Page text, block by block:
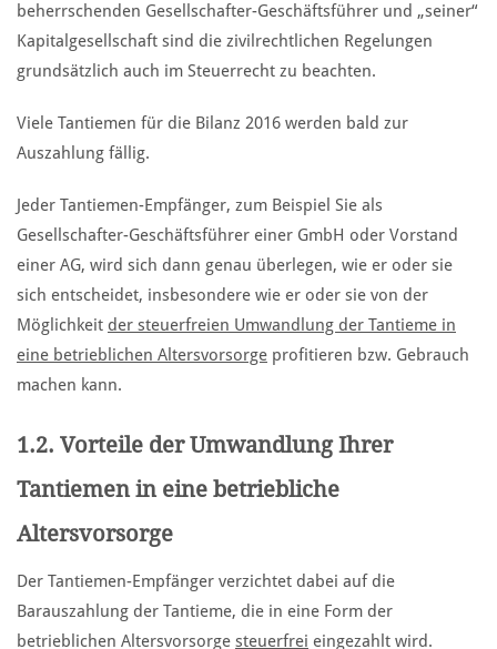
beherrschenden Gesellschafter-Geschäftsführer und „seiner“
Kapitalgesellschaft sind die zivilrechtlichen Regelungen
grundsätzlich auch im Steuerrecht zu beachten.
Viele Tantiemen für die Bilanz 2016 werden bald zur
Auszahlung fällig.
Jeder Tantiemen-Empfänger, zum Beispiel Sie als
Gesellschafter-Geschäftsführer einer GmbH oder Vorstand
einer AG, wird sich dann genau überlegen, wie er oder sie
sich entscheidet, insbesondere wie er oder sie von der
Möglichkeit der steuerfreien Umwandlung der Tantieme in
eine betrieblichen Altersvorsorge profitieren bzw. Gebrauch
machen kann.
1.2. Vorteile der Umwandlung Ihrer
Tantiemen in eine betriebliche
Altersvorsorge
Der Tantiemen-Empfänger verzichtet dabei auf die
Barauszahlung der Tantieme, die in eine Form der
betrieblichen Altersvorsorge steuerfrei eingezahlt wird.